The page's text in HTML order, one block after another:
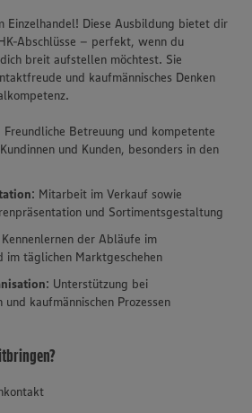
Einzelhandel! Diese Ausbildung bietet dir
Abschlüsse – perfekt, wenn du
breit aufstellen möchtest. Sie
und kaufmännisches Denken
Freundliche Betreuung und kompetente
und Kunden, besonders in den
: Mitarbeit im Verkauf sowie
und Sortimentsgestaltung
der Abläufe im
im täglichen Marktgeschehen
: Unterstützung bei
kaufmännischen Prozessen